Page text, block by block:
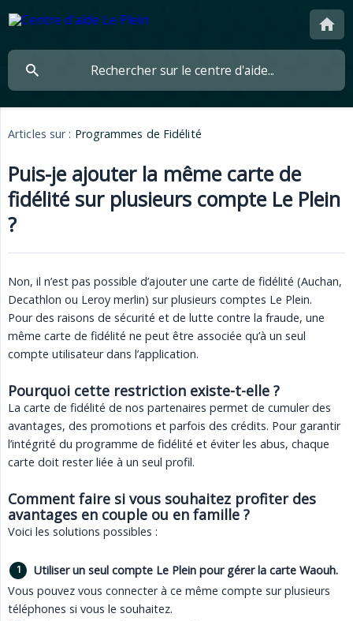
Articles sur : Programmes de Fidélité
Puis-je ajouter la même carte de
fidélité sur plusieurs compte Le Plein
?
Non, il n’est pas possible d’ajouter une carte de fidélité (Auchan,
Decathlon ou Leroy merlin) sur plusieurs comptes Le Plein.
Pour des raisons de sécurité et de lutte contre la fraude, une
même carte de fidélité ne peut être associée qu’à un seul
compte utilisateur dans l’application.
Pourquoi cette restriction existe-t-elle ?
La carte de fidélité de nos partenaires permet de cumuler des
avantages, des promotions et parfois des crédits. Pour garantir
l’intégrité du programme de fidélité et éviter les abus, chaque
carte doit rester liée à un seul profil.
Comment faire si vous souhaitez profiter des
avantages en couple ou en famille ?
Voici les solutions possibles :
Utiliser un seul compte Le Plein pour gérer la carte Waouh.
Vous pouvez vous connecter à ce même compte sur plusieurs
téléphones si vous le souhaitez.